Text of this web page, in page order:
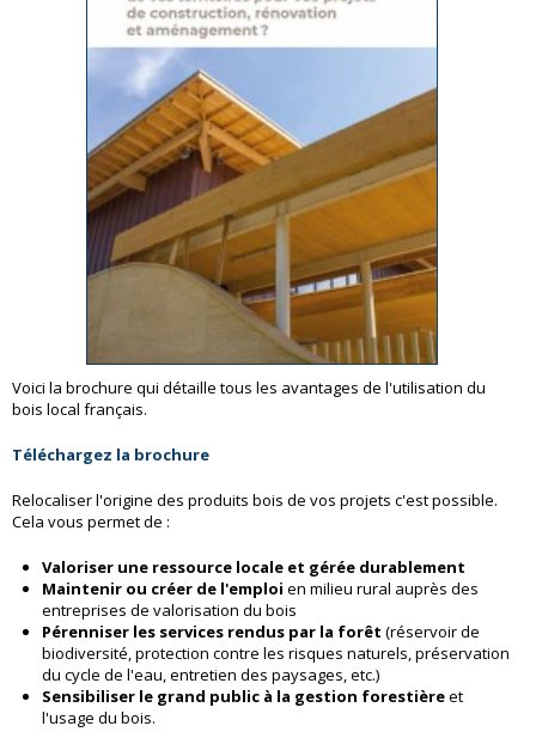
Voici la brochure qui détaille tous les avantages de l'utilisation du
bois local français.
Téléchargez la brochure
Relocaliser l'origine des produits bois de vos projets c'est possible.
Cela vous permet de :
Valoriser une ressource locale et gérée durablement
Maintenir ou créer de l'emploi en milieu rural auprès des
entreprises de valorisation du bois
Pérenniser les services rendus par la forêt (réservoir de
biodiversité, protection contre les risques naturels, préservation
du cycle de l'eau, entretien des paysages, etc.)
Sensibiliser le grand public à la gestion forestièreet
l'usage du bois.